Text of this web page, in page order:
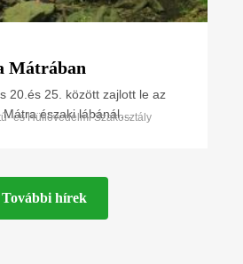
Mátrában
20.és 25. között zajlott le az
északi lábánál
és Hüllővédelmi Szakosztály
További hírek